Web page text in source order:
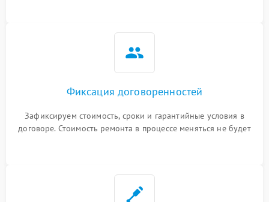
Фиксация договоренностей
Зафиксируем стоимость, сроки и гарантийные условия в
договоре. Стоимость ремонта в процессе меняться не будет